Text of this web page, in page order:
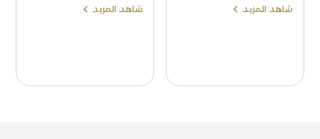
شاهد المزيد شاهد المزيد